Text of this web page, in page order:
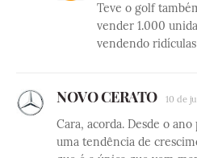
Teve o golf
vender 1.000
vendendo
NOVO CERATO 10 de
Cara, acorda. Desde o
uma tendência de